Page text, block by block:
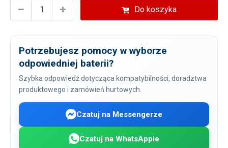
Do koszyka
Potrzebujesz pomocy w wyborze
odpowiedniej baterii?
Szybka odpowiedź dotycząca kompatybilności, doradztwa
produktowego i zamówień hurtowych.
Czatuj na Messengerze
Czatuj na WhatsAppie